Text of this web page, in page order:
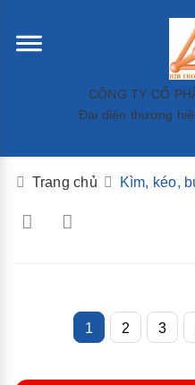
CÔNG TY CỔ
Đại diện thương
Trang chủ Kìm, kéo,
1 2 3